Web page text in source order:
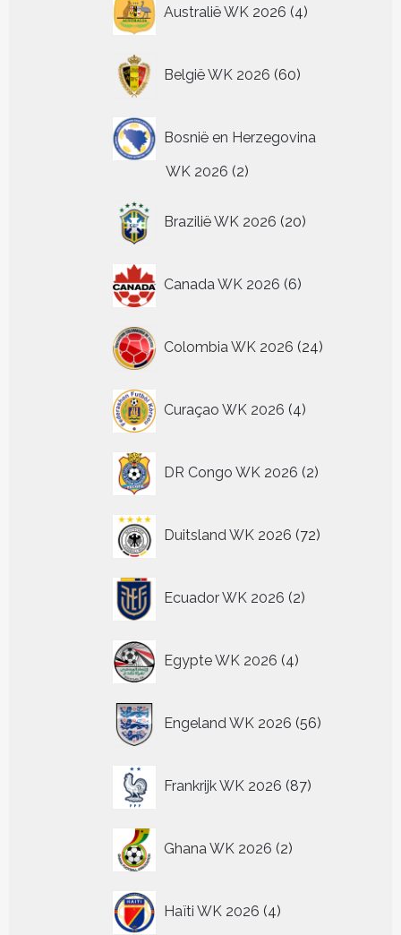
Australië WK 2026 4
producten
België WK 2026 60
producten
Bosnië en Herzegovina
WK 2026 22
Brazilië WK 2026 20
producten
Canada WK 2026 6
producten
Colombia WK 2026 24
producten
Curaçao WK 2026 4
producten
DR Congo WK 2026 2
producten
Duitsland WK 2026 72
producten
Ecuador WK 2026 2
producten
Egypte WK 2026 4
producten
Engeland WK 2026 56
producten
Frankrijk WK 2026 87
producten
Ghana WK 2026 2
producten
Haïti WK 2026 4
producten